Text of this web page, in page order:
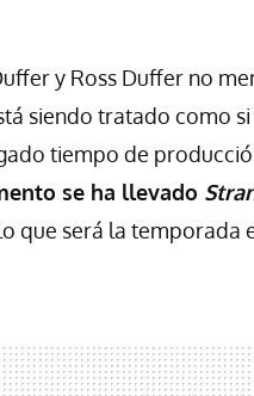
y Ross Duffer no
siendo tratado como
tiempo de
se ha llevado
que será la temporada